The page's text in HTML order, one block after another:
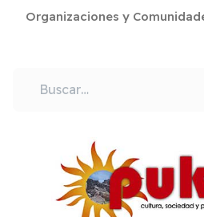
Organizaciones y
Buscar